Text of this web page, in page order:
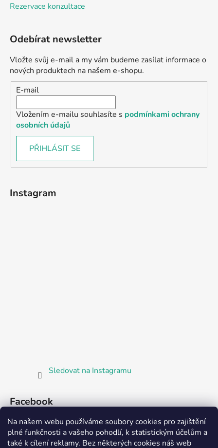
Na našem webu používáme soubory cookies pro zajištění
plné funkčnosti a vašeho pohodlí, k statistickým účelům a
také k cílení reklamy. Bez některých cookies náš web
Rezervace konzultace
Odebírat newsletter
Vložte svůj e-mail a my vám budeme zasílat informace o
nových produktech na našem e-shopu.
E-mail
Vložením e-mailu souhlasíte s podmínkami ochrany
osobních údajů
PŘIHLÁSIT SE
Instagram
Sledovat na Instagramu
Facebook